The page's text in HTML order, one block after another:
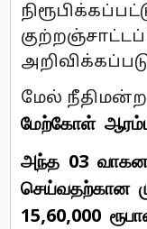
மேல்
மேற்கோள்
அந்த 03
செய்வதற்கான
15,60,000